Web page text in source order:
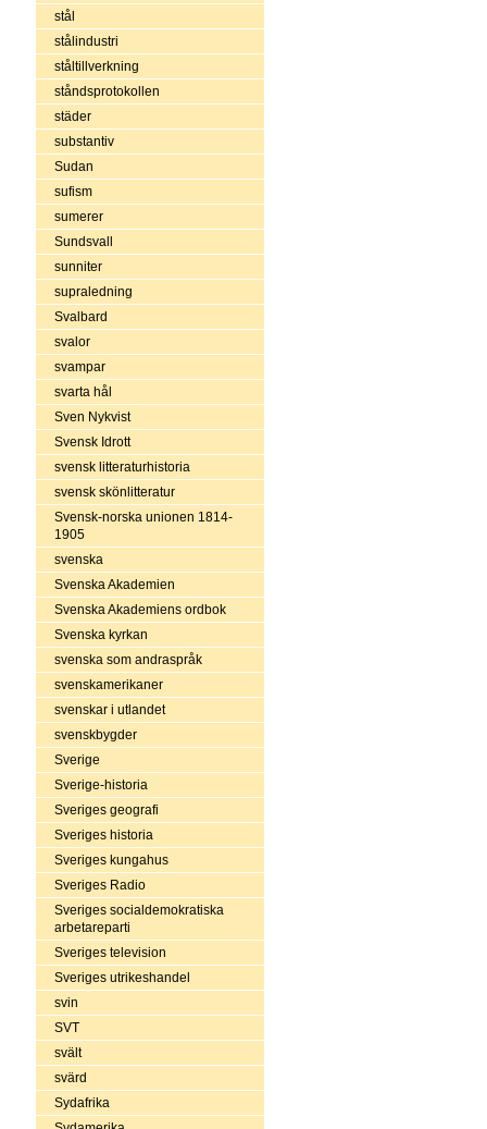
stål
stålindustri
ståltillverkning
ståndsprotokollen
städer
substantiv
Sudan
sufism
sumerer
Sundsvall
sunniter
supraledning
Svalbard
svalor
svampar
svarta hål
Sven Nykvist
Svensk Idrott
svensk litteraturhistoria
svensk skönlitteratur
Svensk-norska unionen 1814-
1905
svenska
Svenska Akademien
Svenska Akademiens ordbok
Svenska kyrkan
svenska som andraspråk
svenskamerikaner
svenskar i utlandet
svenskbygder
Sverige
Sverige-historia
Sveriges geografi
Sveriges historia
Sveriges kungahus
Sveriges Radio
Sveriges socialdemokratiska
arbetareparti
Sveriges television
Sveriges utrikeshandel
svin
SVT
svält
svärd
Sydafrika